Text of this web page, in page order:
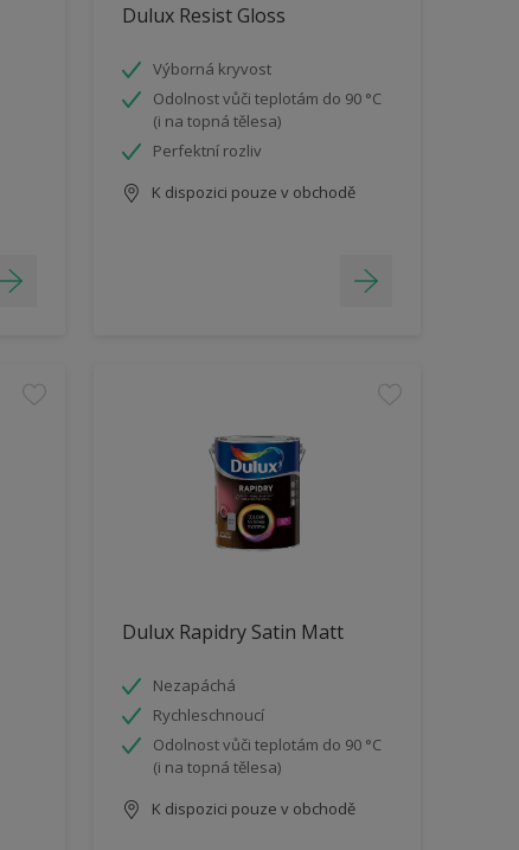
Dulux Resist Gloss
Výborná kryvost
Odolnost vůči teplotám do 90 °C
(i na topná tělesa)
Perfektní rozliv
K dispozici pouze v obchodě
Dulux Rapidry Satin Matt
Nezapáchá
Rychleschnoucí
Odolnost vůči teplotám do 90 °C
(i na topná tělesa)
K dispozici pouze v obchodě